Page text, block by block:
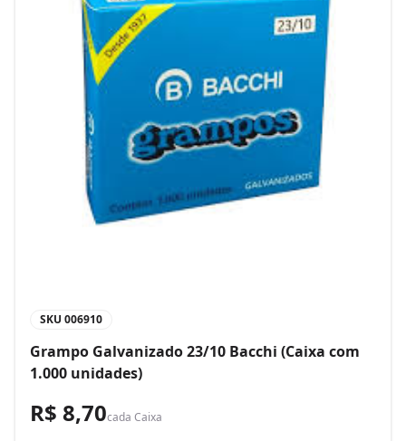
SKU 006910
Grampo Galvanizado 23/10 Bacchi (Caixa com
1.000 unidades)
R$ 8,70cada Caixa